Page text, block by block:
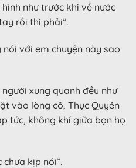
như trước khi về nước
rồi thì phải”.
với em chuyện này sao
xung quanh đều như
vào lòng cô, Thục Quyên
tức, không khí giữa bọn họ
kịp nói”.